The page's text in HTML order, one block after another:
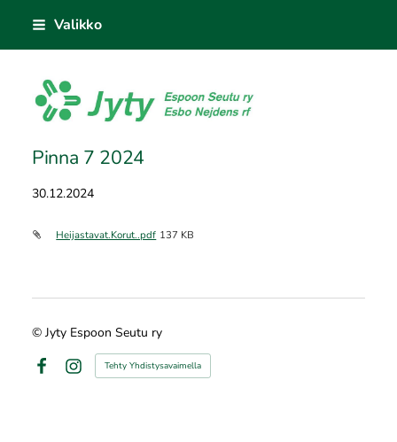
sisältöön
Valikko
Jyty Espoon Seutu ry
Pinna 7 2024
30.12.2024
Heijastavat.Korut..pdf 137 KB
© Jyty Espoon Seutu ry
FacebookInstagram
Tehty Yhdistysavaimella